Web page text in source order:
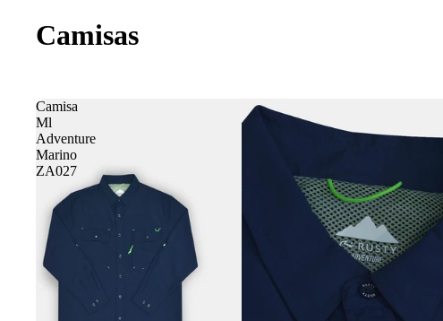
Camisas
Camisa
Ml
Adventure
Marino
ZA027